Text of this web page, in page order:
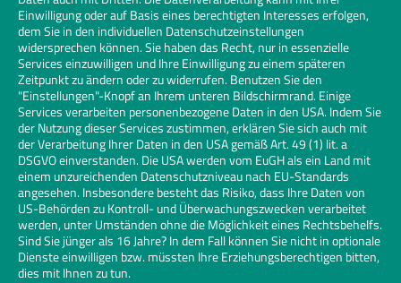
Einwilligung oder auf Basis eines berechtigten Interesses erfolgen,
dem Sie in den individuellen Datenschutzeinstellungen
widersprechen können. Sie haben das Recht, nur in essenzielle
Services einzuwilligen und Ihre Einwilligung zu einem späteren
Zeitpunkt zu ändern oder zu widerrufen. Benutzen Sie den
"Einstellungen"-Knopf an Ihrem unteren Bildschirmrand. Einige
Services verarbeiten personenbezogene Daten in den USA. Indem Sie
der Nutzung dieser Services zustimmen, erklären Sie sich auch mit
der Verarbeitung Ihrer Daten in den USA gemäß Art. 49 (1) lit. a
DSGVO einverstanden. Die USA werden vom EuGH als ein Land mit
einem unzureichenden Datenschutzniveau nach EU-Standards
angesehen. Insbesondere besteht das Risiko, dass Ihre Daten von
US-Behörden zu Kontroll- und Überwachungszwecken verarbeitet
werden, unter Umständen ohne die Möglichkeit eines Rechtsbehelfs.
Sind Sie jünger als 16 Jahre? In dem Fall können Sie nicht in optionale
Dienste einwilligen bzw. müssten Ihre Erziehungsberechtigen bitten,
dies mit Ihnen zu tun.